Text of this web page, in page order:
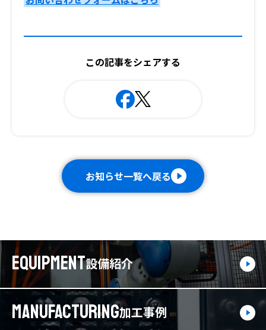
この記事をシェアする
お知らせ一覧へ戻る
EQUIPMENT設備紹介
MANUFACTURING加工事例